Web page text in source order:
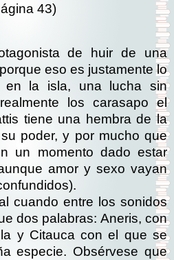
43)
de huir de una
eso es justamente lo
en la isla, una lucha sin
los carasapo el
tiene una hembra de la
poder, y por mucho que
un momento dado estar
amor y sexo vayan
cuando entre los sonidos
dos palabras: Aneris, con
y Citauca con el que se
especie. Obsérvese que